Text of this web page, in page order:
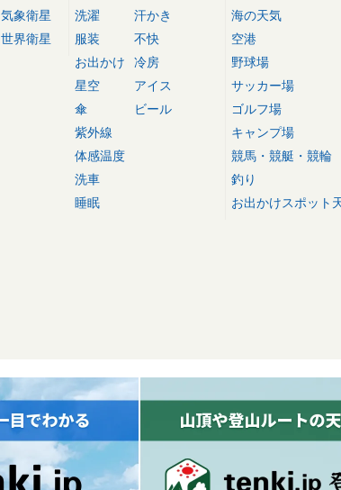
気象衛星
世界衛星
洗濯
服装
お出かけ
星空
傘
紫外線
体感温度
洗車
睡眠
汗かき
不快
冷房
アイス
ビール
海の天気
空港
野球場
サッカー場
ゴルフ場
キャンプ場
競馬・競艇・競輪
釣り
お出かけスポット